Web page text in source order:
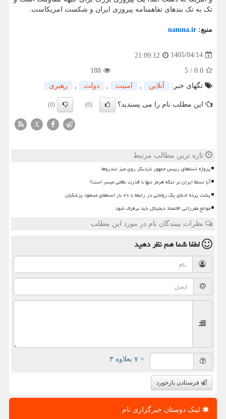
تک به تک بندهای تفاهمنامه پیروزی ایران و شکست امریکاست.
منبع: namna.ir
1405/04/14
21:09:12
0.0
/
5
188
تگهای خبر:
آنلاین , امنیت , دولت , رهبری
این مطلب نام را می پسندید؟ (0)
(0)
X
تازه ترین مطالب مرتبط
پروژه استعفای رییس جمهور باردیگر روی میز تندروها
آیا تسلط ایران بر تنگه هرمز تنها با قدرت نظامی میسر است؟
پشت پرده ادعای یک روحانی در رابطه با ۲۸ بار استعفای مسعود پزشکیان
موانع مقرراتی اقتصاد دیجیتال باید برطرف شود
نظرات بینندگان نام در مورد این مطلب
لطفا شما همنظر دهید
= ۷ بعلاوه ۳
فرستادن بازخورد
لینک دوستان خبرگزاری نام